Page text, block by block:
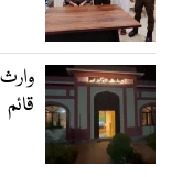
قائم